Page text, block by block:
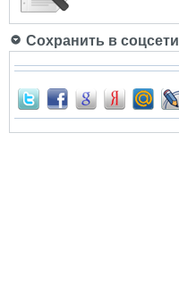
Сохранить в соцсети